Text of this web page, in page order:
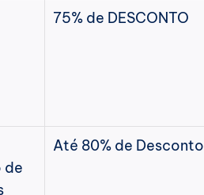
75% de DESCONTO
de
Até 80% de Desconto